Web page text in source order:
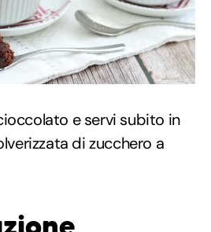
e servi subito in
di zucchero a